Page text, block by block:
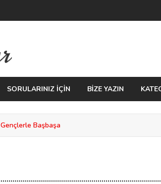
SORULARINIZ İÇİN BİZE YAZIN
Gençlerle Başbaşa